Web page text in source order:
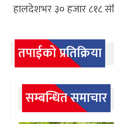
हालदेशभर ३० हजार ८१८
तपाईको प्रतिक्रिया
सम्बन्धित समाचार